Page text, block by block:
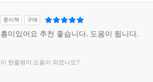
종이책 구매
흥미있어요 추천 좋습니다. 도움이 됩니다.
이 한줄평이 도움이 되었나요?